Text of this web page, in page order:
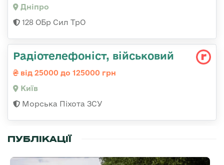
Дніпро
128 ОБр Сил ТрО
Радіотелефоніст, військовий
від 25000 до 125000 грн
Київ
Морська Піхота ЗСУ
ПУБЛІКАЦІЇ